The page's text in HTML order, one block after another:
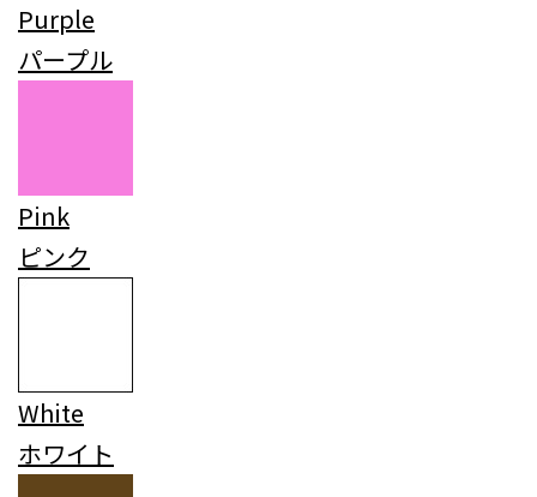
Purple
パープル
Pink
ピンク
White
ホワイト